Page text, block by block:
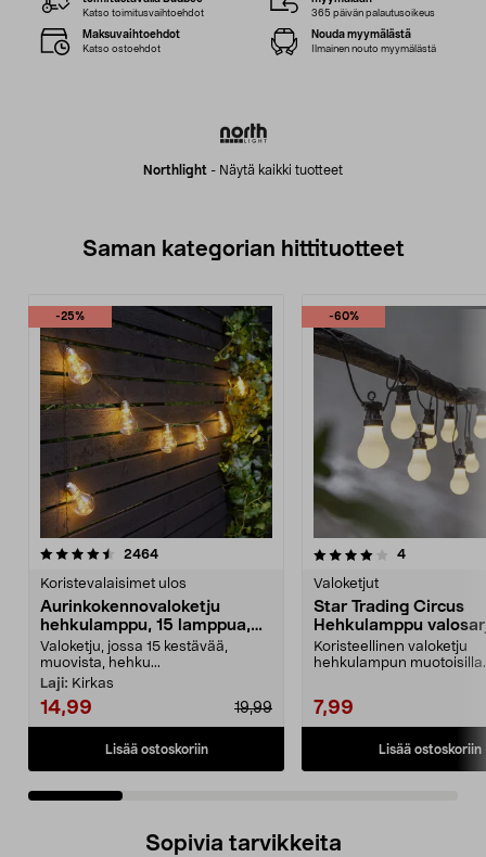
Northlight - Näytä kaikki tuotteet
Katso toimitusvaihtoehdot 365 päivän palautusoikeus
Maksuvaihtoehdot
Katso ostoehdot
Nouda myymälästä
Ilmainen nouto myymälästä
Saman kategorian hittituotteet
-25%
2464arvostelut
Koristevalaisimet ulos
Aurinkokennovaloketju
hehkulamppu, 15 lamppua,
7,2 m
Valoketju, jossa 15 kestävää,
muovista, hehku...
Laji: Kirkas
14,99 19,99
Lisää ostoskoriin
-60%
4.0 viidestä
4arvostelut
Valoketjut
Star Trading Circus
Hehkulamppu
10 LED
Koristeellinen valoketju
hehkulampun muotoisilla
7,99
Lisää ostoskoriin
4.5 viidestä
Sopivia tarvikkeita